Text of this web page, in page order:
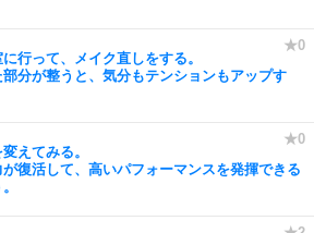
行って、メイク直しをする。
部分が整うと、気分もテンションもアップす
えてみる。
復活して、高いパフォーマンスを発揮できる